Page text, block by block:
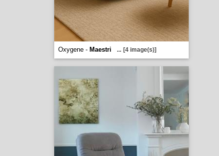
Oxygene - Maestri ... [4 image(s)]